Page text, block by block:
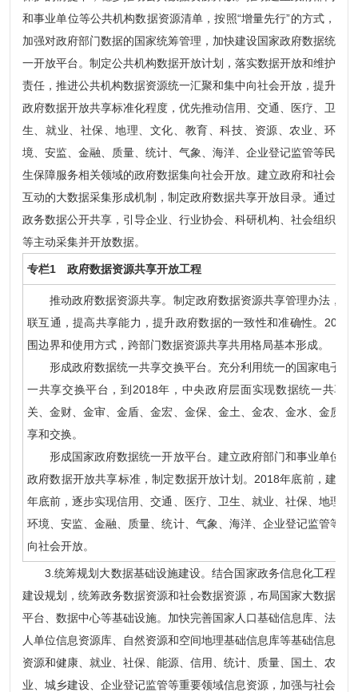
和事业单位等公共机构数据资源清单，按照“增量先行”的方式，
加强对政府部门数据的国家统筹管理，加快建设国家政府数据统
一开放平台。制定公共机构数据开放计划，落实数据开放和维护
责任，推进公共机构数据资源统一汇聚和集中向社会开放，提升
政府数据开放共享标准化程度，优先推动信用、交通、医疗、卫
生、就业、社保、地理、文化、教育、科技、资源、农业、环
境、安监、金融、质量、统计、气象、海洋、企业登记监管等民
生保障服务相关领域的政府数据集向社会开放。建立政府和社会
互动的大数据采集形成机制，制定政府数据共享开放目录。通过
政务数据公开共享，引导企业、行业协会、科研机构、社会组织
等主动采集并开放数据。
专栏1 政府数据资源共享开放工程
推动政府数据资源共享。制定政府数据资源共享管理办法，整
联互通，提高共享能力，提升政府数据的一致性和准确性。2017
围边界和使用方式，跨部门数据资源共享共用格局基本形成。
形成政府数据统一共享交换平台。充分利用统一的国家电子政
一共享交换平台，到2018年，中央政府层面实现数据统一共享
关、金财、金审、金盾、金宏、金保、金土、金农、金水、金质
享和交换。
形成国家政府数据统一开放平台。建立政府部门和事业单位等
政府数据开放共享标准，制定数据开放计划。2018年底前，建成
年底前，逐步实现信用、交通、医疗、卫生、就业、社保、地理
环境、安监、金融、质量、统计、气象、海洋、企业登记监管等
向社会开放。
3.统筹规划大数据基础设施建设。结合国家政务信息化工程
建设规划，统筹政务数据资源和社会数据资源，布局国家大数据
平台、数据中心等基础设施。加快完善国家人口基础信息库、法
人单位信息资源库、自然资源和空间地理基础信息库等基础信息
资源和健康、就业、社保、能源、信用、统计、质量、国土、农
业、城乡建设、企业登记监管等重要领域信息资源，加强与社会